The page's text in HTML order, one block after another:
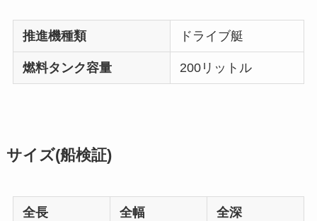
推進機種類 ドライブ艇
燃料タンク容量 200リットル
サイズ(船検証)
全長 全幅 全深